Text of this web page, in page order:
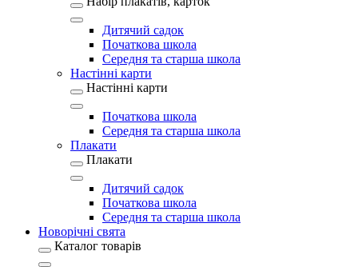
Дитячий садок
Початкова школа
Середня та старша школа
Настінні карти
Настінні карти
Початкова школа
Середня та старша школа
Плакати
Плакати
Дитячий садок
Початкова школа
Середня та старша школа
Новорічні свята
Каталог товарів